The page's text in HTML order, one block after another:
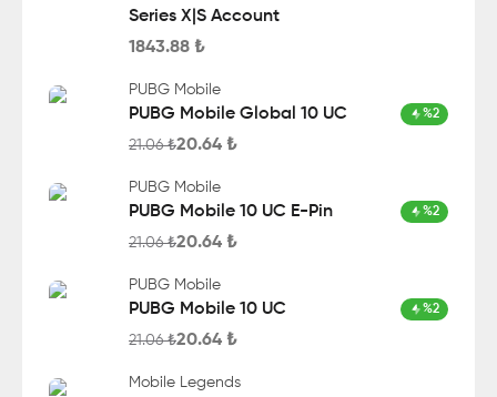
Series X|S Account
1843.88 ₺
PUBG Mobile
PUBG Mobile Global 10 UC %2
21.06₺20.64 ₺
PUBG Mobile
PUBG Mobile 10 UC E-Pin %2
21.06₺20.64 ₺
PUBG Mobile
PUBG Mobile 10 UC %2
21.06₺20.64 ₺
Mobile Legends